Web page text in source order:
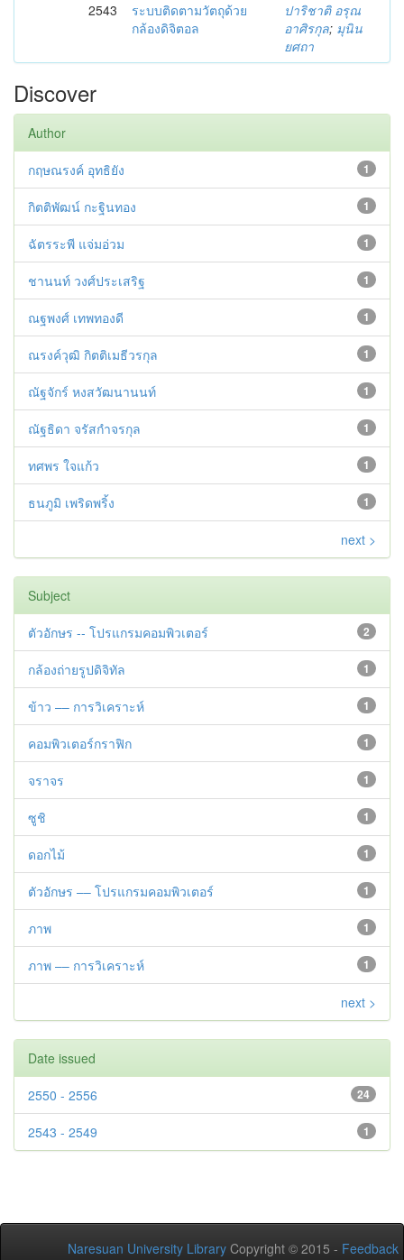
2543
ระบบติดตามวัตถุด้วย
กล้องดิจิตอล
ปาริชาติ อรุณ
อาศิรกุล; มุนิน
ยศถา
Discover
Author
1
กฤษณรงค์ อุทธิยัง
1
กิตติพัฒน์ กะฐินทอง
1
ฉัตรระพี แจ่มอ่วม
1
ชานนท์ วงศ์ประเสริฐ
1
ณฐพงศ์ เทพทองดี
1
ณรงค์วุฒิ กิตติเมธีวรกุล
1
ณัฐจักร์ หงสวัฒนานนท์
1
ณัฐธิดา จรัสกำจรกุล
1
ทศพร ใจแก้ว
1
ธนภูมิ เพริดพริ้ง
next >
Subject
2
ตัวอักษร -- โปรแกรมคอมพิวเตอร์
1
กล้องถ่ายรูปดิจิทัล
1
ข้าว –– การวิเคราะห์
1
คอมพิวเตอร์กราฟิก
1
จราจร
1
ซูชิ
1
ดอกไม้
1
ตัวอักษร –– โปรแกรมคอมพิวเตอร์
1
ภาพ
1
ภาพ –– การวิเคราะห์
next >
Date issued
24
2550 - 2556
1
2543 - 2549
Naresuan University Library Copyright © 2015 - Feedback